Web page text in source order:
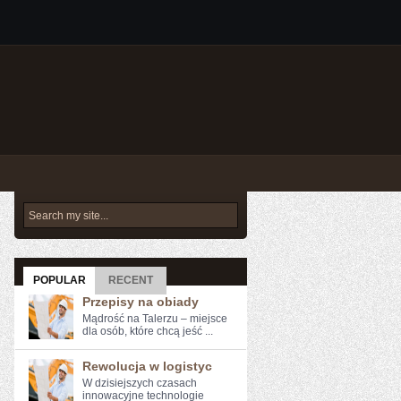
POPULAR RECENT
Przepisy na obiady
Mądrość na Talerzu – miejsce
dla osób, które chcą jeść ...
Rewolucja w logistyc
W dzisiejszych czasach
innowacyjne technologie⁢